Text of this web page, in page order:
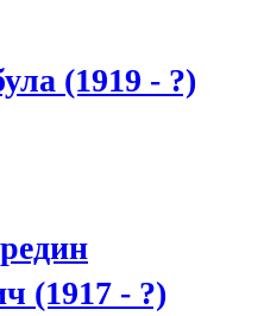
(1919 - ?)
(1917 - ?)